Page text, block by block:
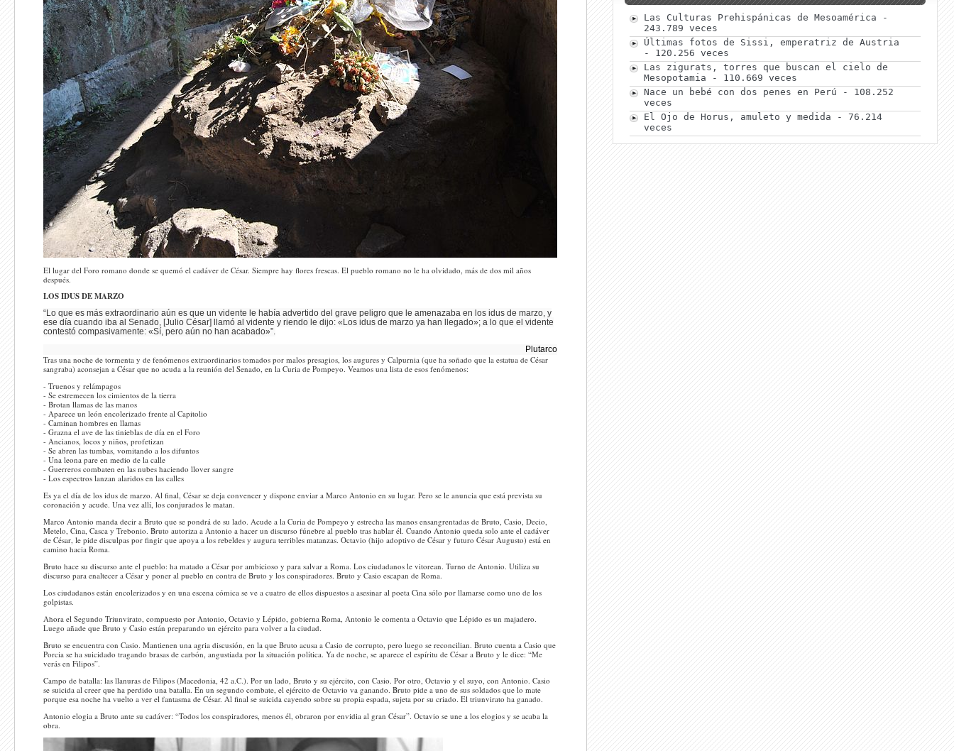
El lugar del Foro romano donde se quemó el cadáver de César. Siempre hay flores frescas. El pueblo romano no le ha olvidado, más de dos mil años
después.
LOS IDUS DE MARZO
“Lo que es más extraordinario aún es que un vidente le había advertido del grave peligro que le amenazaba en los idus de marzo, y
ese día cuando iba al Senado, [Julio César] llamó al vidente y riendo le dijo: «Los idus de marzo ya han llegado»; a lo que el vidente
contestó compasivamente: «Sí, pero aún no han acabado»”.
Plutarco
Tras una noche de tormenta y de fenómenos extraordinarios tomados por malos presagios, los augures y Calpurnia (que ha soñado que la estatua de César
sangraba) aconsejan a César que no acuda a la reunión del Senado, en la Curia de Pompeyo. Veamos una lista de esos fenómenos:
- Truenos y relámpagos
- Se estremecen los cimientos de la tierra
- Brotan llamas de las manos
- Aparece un león encolerizado frente al Capitolio
- Caminan hombres en llamas
- Grazna el ave de las tinieblas de día en el Foro
- Ancianos, locos y niños, profetizan
- Se abren las tumbas, vomitando a los difuntos
- Una leona pare en medio de la calle
- Guerreros combaten en las nubes haciendo llover sangre
- Los espectros lanzan alaridos en las calles
Es ya el día de los idus de marzo. Al final, César se deja convencer y dispone enviar a Marco Antonio en su lugar. Pero se le anuncia que está prevista su
coronación y acude. Una vez allí, los conjurados le matan.
Marco Antonio manda decir a Bruto que se pondrá de su lado. Acude a la Curia de Pompeyo y estrecha las manos ensangrentadas de Bruto, Casio, Decio,
Metelo, Cina, Casca y Trebonio. Bruto autoriza a Antonio a hacer un discurso fúnebre al pueblo tras hablar él. Cuando Antonio queda solo ante el cadáver
de César, le pide disculpas por fingir que apoya a los rebeldes y augura terribles matanzas. Octavio (hijo adoptivo de César y futuro César Augusto) está en
camino hacia Roma.
Bruto hace su discurso ante el pueblo: ha matado a César por ambicioso y para salvar a Roma. Los ciudadanos le vitorean. Turno de Antonio. Utiliza su
discurso para enaltecer a César y poner al pueblo en contra de Bruto y los conspiradores. Bruto y Casio escapan de Roma.
Los ciudadanos están encolerizados y en una escena cómica se ve a cuatro de ellos dispuestos a asesinar al poeta Cina sólo por llamarse como uno de los
golpistas.
Ahora el Segundo Triunvirato, compuesto por Antonio, Octavio y Lépido, gobierna Roma, Antonio le comenta a Octavio que Lépido es un majadero.
Luego añade que Bruto y Casio están preparando un ejército para volver a la ciudad.
Bruto se encuentra con Casio. Mantienen una agria discusión, en la que Bruto acusa a Casio de corrupto, pero luego se reconcilian. Bruto cuenta a Casio que
Porcia se ha suicidado tragando brasas de carbón, angustiada por la situación política. Ya de noche, se aparece el espíritu de César a Bruto y le dice: “Me
verás en Filipos”.
Campo de batalla: las llanuras de Filipos (Macedonia, 42 a.C.). Por un lado, Bruto y su ejército, con Casio. Por otro, Octavio y el suyo, con Antonio. Casio
se suicida al creer que ha perdido una batalla. En un segundo combate, el ejército de Octavio va ganando. Bruto pide a uno de sus soldados que lo mate
porque esa noche ha vuelto a ver el fantasma de César. Al final se suicida cayendo sobre su propia espada, sujeta por su criado. El triunvirato ha ganado.
Antonio elogia a Bruto ante su cadáver: “Todos los conspiradores, menos él, obraron por envidia al gran César”. Octavio se une a los elogios y se acaba la
obra.
Las Culturas Prehispánicas de Mesoamérica -
243.789 veces
Últimas fotos de Sissi, emperatriz de Austria
- 120.256 veces
Las zigurats, torres que buscan el cielo de
Mesopotamia - 110.669 veces
Nace un bebé con dos penes en Perú - 108.252
veces
El Ojo de Horus, amuleto y medida - 76.214
veces